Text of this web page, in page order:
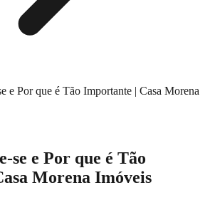
e Por que é Tão Importante | Casa Morena
se e Por que é Tão
Morena Imóveis